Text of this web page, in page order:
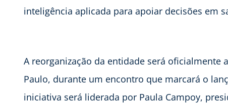
inteligência aplicada para apoiar decisões em
A reorganização da entidade será oficialmente
Paulo, durante um encontro que marcará o
iniciativa será liderada por Paula Campoy,